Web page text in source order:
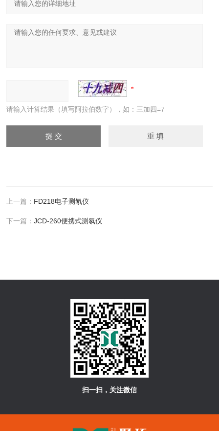
请输入计算结果（填写阿拉伯数字），如：三加四=7
上一篇： FD218电子测氡仪
下一篇：JCD-260便携式测氡仪
扫一扫，关注微信